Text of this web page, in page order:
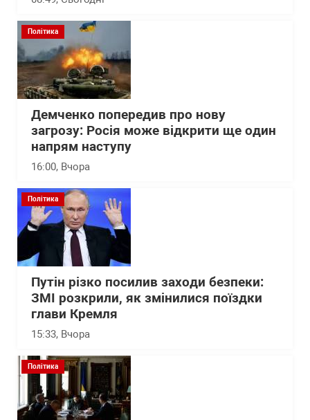
Політика
Демченко попередив про нову
загрозу: Росія може відкрити ще один
напрям наступу
16:00, Вчора
Політика
Путін різко посилив заходи безпеки:
ЗМІ розкрили, як змінилися поїздки
глави Кремля
15:33, Вчора
Політика